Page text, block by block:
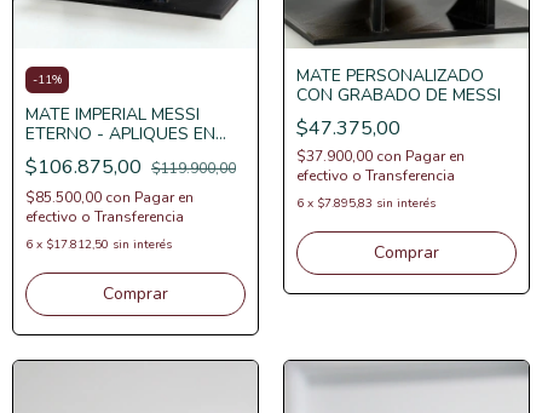
-11%
MATE IMPERIAL MESSI
ETERNO - APLIQUES EN
BRONCE
$106.875,00 $119.900,00
$85.500,00 con Pagar en
efectivo o Transferencia
6 x $17.812,50 sin interés
MATE PERSONALIZADO
CON GRABADO DE MESSI
$47.375,00
$37.900,00 con Pagar en
efectivo o Transferencia
6 x $7.895,83 sin interés
Comprar